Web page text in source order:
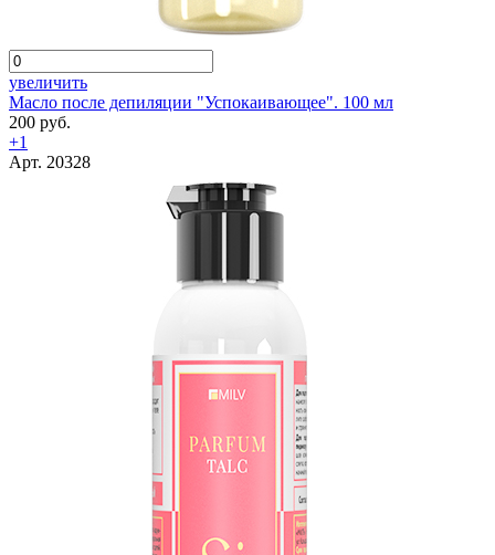
увеличить
Масло после депиляции "Успокаивающее". 100 мл
200 руб.
+1
Арт. 20328